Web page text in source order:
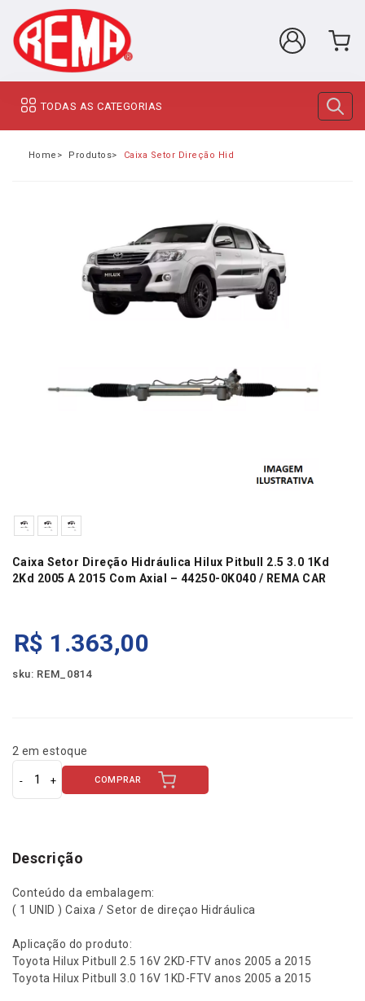
TODAS AS CATEGORIAS
Home Produtos Caixa Setor Direção Hidráulica Hilux Pitbull 2.5 3.0
Caixa Setor Direção Hidráulica Hilux Pitbull 2.5 3.0 1Kd
2Kd 2005 A 2015 Com Axial – 44250-0K040 / REMA CAR
R$ 1.363,00
sku: REM_0814
2 em estoque
C
a
a
e
t
r
D
i
COMPRAR
Descrição
Conteúdo da embalagem:
( 1 UNID ) Caixa / Setor de direçao Hidráulica
Aplicação do produto:
Toyota Hilux Pitbull 2.5 16V 2KD-FTV anos 2005 a 2015
Toyota Hilux Pitbull 3.0 16V 1KD-FTV anos 2005 a 2015